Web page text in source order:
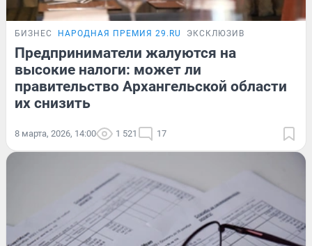
БИЗНЕС НАРОДНАЯ ПРЕМИЯ 29.RU ЭКСКЛЮЗИВ
Предприниматели жалуются на
высокие налоги: может ли
правительство Архангельской области
их снизить
8 марта, 2026, 14:00 1 521 17